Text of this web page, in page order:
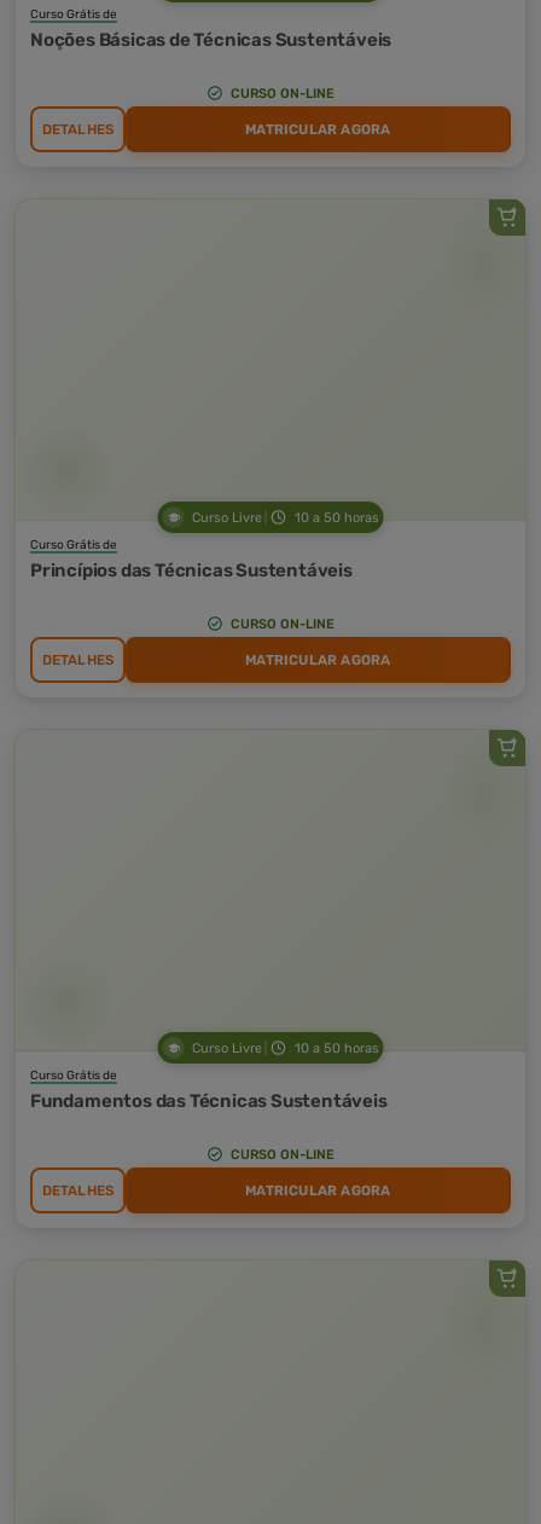
Curso Grátis de
Noções Básicas de Técnicas Sustentáveis
CURSO ON-LINE
DETALHES MATRICULAR AGORA
Curso Livre 10 a 50 horas
Curso Grátis de
Princípios das Técnicas Sustentáveis
CURSO ON-LINE
DETALHES MATRICULAR AGORA
Curso Livre 10 a 50 horas
Curso Grátis de
Fundamentos das Técnicas Sustentáveis
CURSO ON-LINE
DETALHES MATRICULAR AGORA